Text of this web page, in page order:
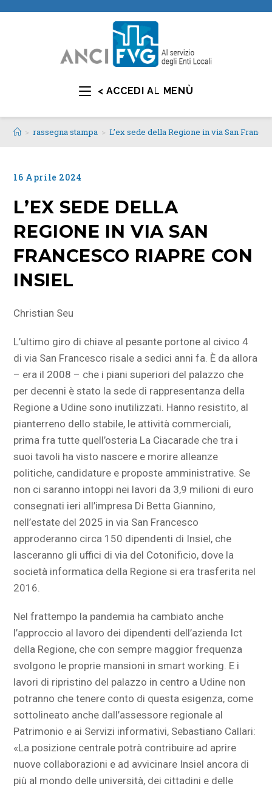
< ACCEDI AL MENÙ
> rassegna stampa > L’ex sede della Regione in via San
16 Aprile 2024
L’EX SEDE DELLA
REGIONE IN VIA SAN
FRANCESCO RIAPRE CON
INSIEL
Christian Seu
L’ultimo giro di chiave al pesante portone al civico 4
di via San Francesco risale a sedici anni fa. È da allora
– era il 2008 – che i piani superiori del palazzo che
per decenni è stato la sede di rappresentanza della
Regione a Udine sono inutilizzati. Hanno resistito, al
pianterreno dello stabile, le attività commerciali,
prima fra tutte quell’osteria La Ciacarade che tra i
suoi tavoli ha visto nascere e morire alleanze
politiche, candidature e proposte amministrative. Se
non ci saranno intoppi nei lavori da 3,9 milioni di euro
consegnati ieri all’impresa Di Betta Giannino,
nell’estate del 2025 in via San Francesco
approderanno circa 150 dipendenti di Insiel, che
lasceranno gli uffici di via del Cotonificio, dove la
società informatica della Regione si era trasferita nel
2016.
Nel frattempo la pandemia ha cambiato anche
l’approccio al lavoro dei dipendenti dell’azienda Ict
della Regione, che con sempre maggior frequenza
svolgono le proprie mansioni in smart working. E i
lavori di ripristino del palazzo in centro a Udine non
potranno che tenere conto di questa esigenza, come
sottolineato anche dall’assessore regionale al
Patrimonio e ai Servizi informativi, Sebastiano Callari:
«La posizione centrale potrà contribuire ad aprire
nuove collaborazioni e ad avvicinare Insiel ancora di
più al mondo delle università, dei cittadini e delle